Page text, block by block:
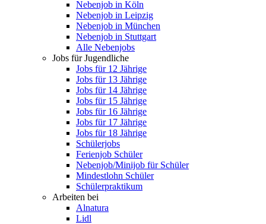
Nebenjob in Köln
Nebenjob in Leipzig
Nebenjob in München
Nebenjob in Stuttgart
Alle Nebenjobs
Jobs für Jugendliche
Jobs für 12 Jährige
Jobs für 13 Jährige
Jobs für 14 Jährige
Jobs für 15 Jährige
Jobs für 16 Jährige
Jobs für 17 Jährige
Jobs für 18 Jährige
Schülerjobs
Ferienjob Schüler
Nebenjob/Minijob für Schüler
Mindestlohn Schüler
Schülerpraktikum
Arbeiten bei
Alnatura
Lidl